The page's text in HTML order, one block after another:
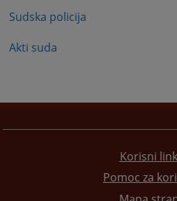
Sudska policija
Akti suda
Korisni
Pomoc za